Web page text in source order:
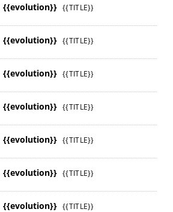
{{evolution}} {{TITLE}}
{{evolution}} {{TITLE}}
{{evolution}} {{TITLE}}
{{evolution}} {{TITLE}}
{{evolution}} {{TITLE}}
{{evolution}} {{TITLE}}
{{evolution}} {{TITLE}}